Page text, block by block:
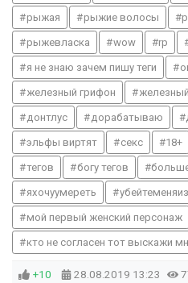
рыжая рыжие волосы
рыжевласка wow rp
я не знаю зачем пишу теги
железный грифон железный
донтлус дорабатываю
эльфы виртят секс 18+
тегов богу тегов
яхочуумереть
мой первый женский персонаж
кто не согласен тот выскажи
+10 28.08.2019 13:23